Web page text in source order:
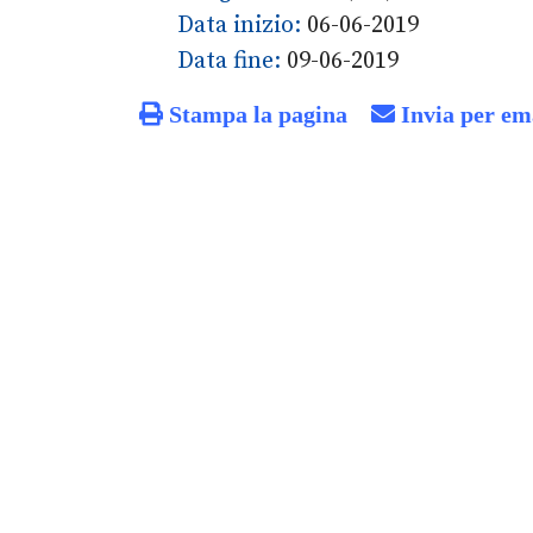
Data inizio: 06-06-2019
Data fine: 09-06-2019
Stampa la pagina Invia per